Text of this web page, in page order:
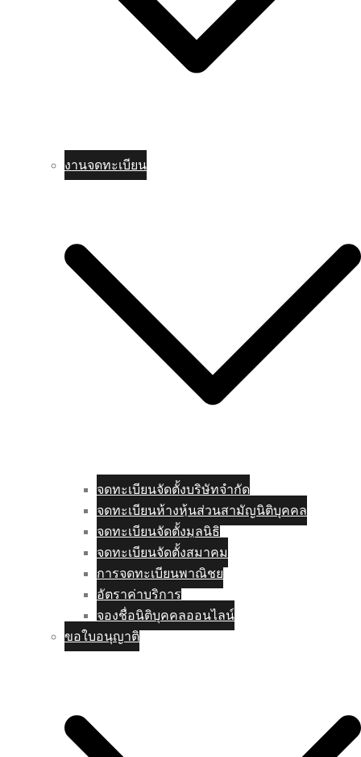
งานจดทะเบียน
จดทะเบียนจัดตั้งบริษัทจำกัด
จดทะเบียนห้างหุ้นส่วนสามัญนิติบุคคล
จดทะเบียนจัดตั้งมูลนิธิ
จดทะเบียนจัดตั้งสมาคม
การจดทะเบียนพาณิชย
อัตราค่าบริการ
จองชื่อนิติบุคคลออนไลน์
ขอใบอนุญาติ